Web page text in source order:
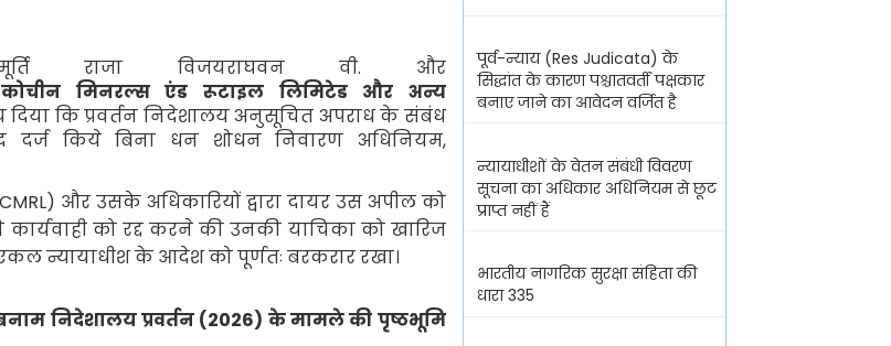
राजा विजयराघवन वी. और
मिनरल्स एंड रूटाइल लिमिटेड और अन्य
कि प्रवर्तन निदेशालय अनुसूचित अपराध के संबंध
दर्ज किये बिना धन शोधन निवारण अधिनियम,
CMRL) और उसके अधिकारियों द्वारा दायर उस अपील को
कार्यवाही को रद्द करने की उनकी याचिका को खारिज
न्यायाधीश के आदेश को पूर्णतः बरकरार रखा।
निदेशालय प्रवर्तन (2026) के मामले की पृष्ठभूमि
पूर्व-न्याय (Res Judicata) के
सिद्धांत के कारण पश्चातवर्ती पक्षकार
बनाए जाने का आवेदन वर्जित है
न्यायाधीशों के वेतन संबंधी विवरण
सूचना का अधिकार अधिनियम से छूट
प्राप्त नहीं हैं
भारतीय नागरिक सुरक्षा संहिता की
धारा 335